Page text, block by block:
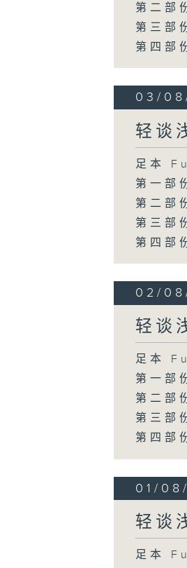
第二
第三
第四
03/
轻谈
足本
第一
第二
第三
第四
02/
轻谈
足本
第一
第二
第三
第四
01/
轻谈
足本